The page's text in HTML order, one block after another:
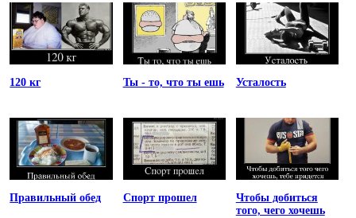
120 кг Ты - то, что ты ешь Усталость
Правильный обед Спорт прошел
Чтобы добиться
того, чего хочешь